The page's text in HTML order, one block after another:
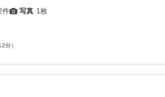
件 写真 1枚
分）